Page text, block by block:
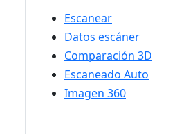
Escanear
Datos escáner
Comparación 3D
Escaneado Auto
Imagen 360